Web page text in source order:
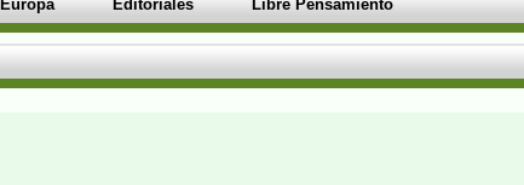
Europa Editoriales Libre Pensamiento